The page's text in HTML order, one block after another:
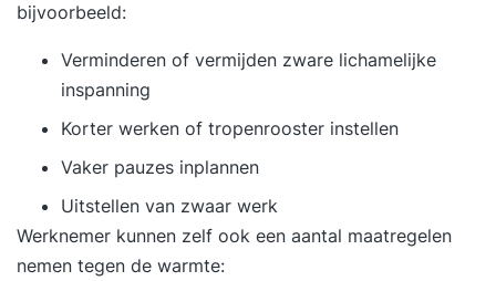
bijvoorbeeld:
Verminderen of vermijden zware lichamelijke
inspanning
Korter werken of tropenrooster instellen
Vaker pauzes inplannen
Uitstellen van zwaar werk
Werknemer kunnen zelf ook een aantal maatregelen
nemen tegen de warmte: